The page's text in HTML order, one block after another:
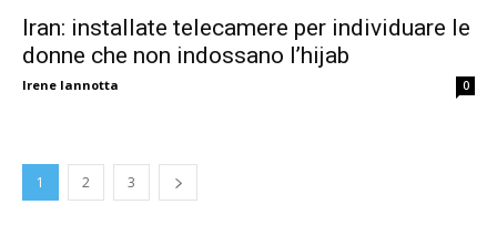
Iran: installate telecamere per individuare le
donne che non indossano l’hijab
Irene Iannotta 0
1 2 3